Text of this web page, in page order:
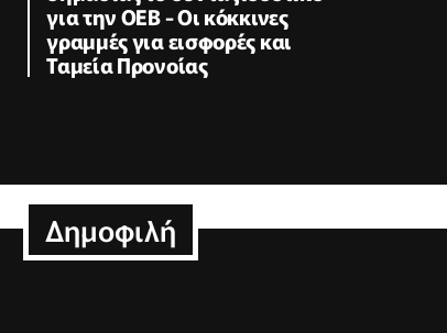
για την ΟΕΒ - Οι κόκκινες
γραμμές για εισφορές και
Ταμεία Προνοίας
Δημοφιλή